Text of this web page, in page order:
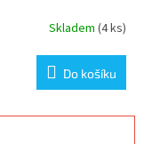
Skladem (4 ks)
Do košíku